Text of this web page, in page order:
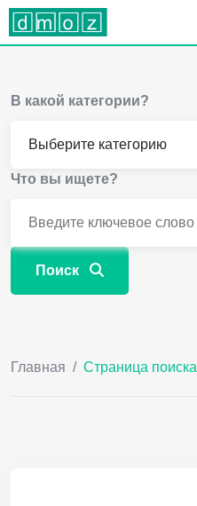
Перейти
В какой категории?
Что вы ищете?
Поиск
Главная / Страница поиска